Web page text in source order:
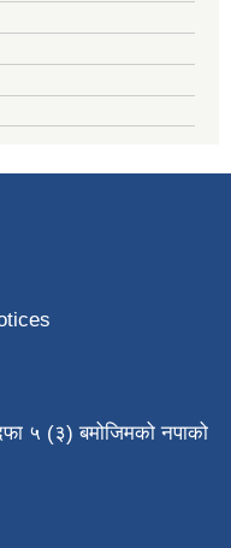
५ (३) बमोजिमको नपाको